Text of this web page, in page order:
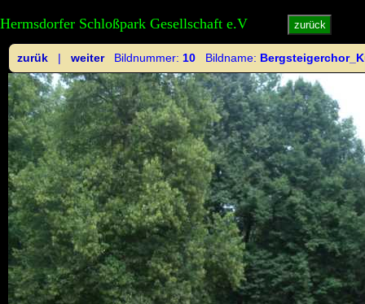
Hermsdorfer Schloßpark Gesellschaft e.V zurück
zurük weiterBildnummer: 10 Bildname: